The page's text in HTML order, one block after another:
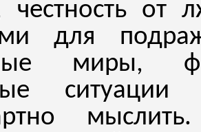
честность от
для
миры,
ситуации